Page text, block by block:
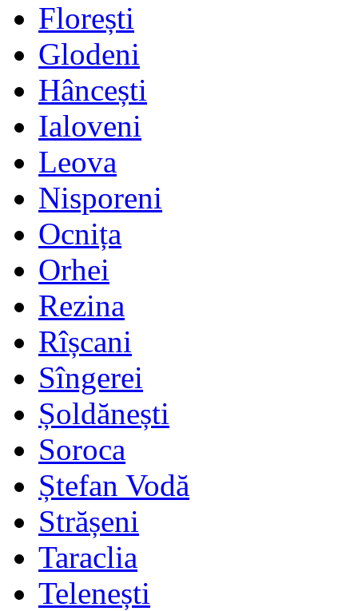
Florești
Glodeni
Hâncești
Ialoveni
Leova
Nisporeni
Ocnița
Orhei
Rezina
Rîșcani
Sîngerei
Șoldănești
Soroca
Ștefan Vodă
Strășeni
Taraclia
Telenești